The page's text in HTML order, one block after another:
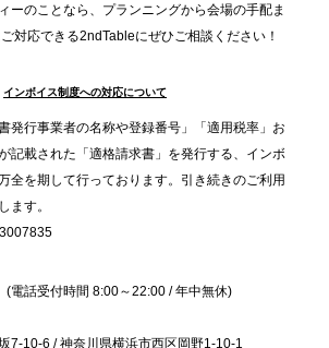
人注文が前年比5倍に伸びた「宅配
提案する、新しい乾杯文化
のご案内｜職場で完結する“忘年会・
グ”が人気。幹事負担を軽減し、社内
ョンを促進
ーのことなら、プランニングから会場の手配ま
対応できる2ndTableにぜひご相談ください！
インボイス制度への対応について
発行事業者の名称や登録番号」「適用税率」お
記載された「適格請求書」を発行する、インボ
全を期して行っております。引き続きのご利用
ます。
話受付時間 8:00～22:00 / 年中無休)
7-10-6 / 神奈川県横浜市西区岡野1-10-1